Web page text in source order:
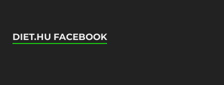
DIET.HU FACEBOOK